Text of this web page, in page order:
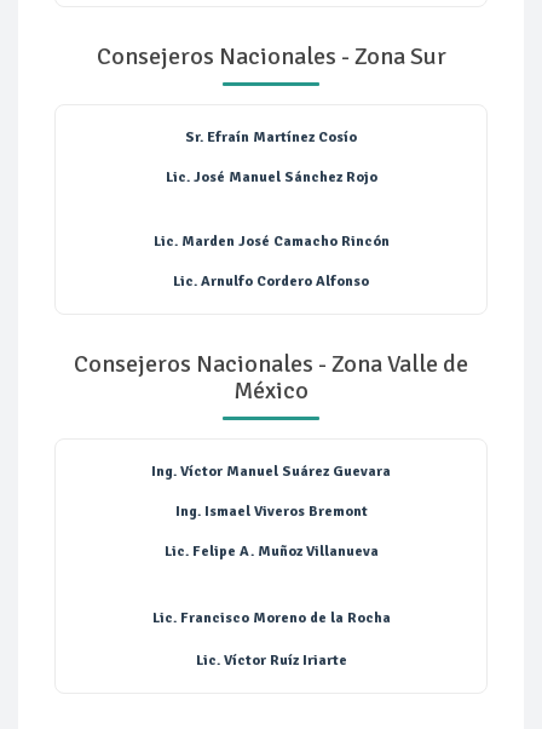
Consejeros Nacionales - Zona Sur
Sr. Efraín Martínez Cosío
Lic. José Manuel Sánchez Rojo
Lic. Marden José Camacho Rincón
Lic. Arnulfo Cordero Alfonso
Consejeros Nacionales - Zona Valle de
México
Ing. Víctor Manuel Suárez Guevara
Ing. Ismael Viveros Bremont
Lic. Felipe A. Muñoz Villanueva
Lic. Francisco Moreno de la Rocha
Lic. Víctor Ruíz Iriarte